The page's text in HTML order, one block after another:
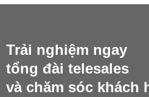
Trải nghiệm ngay
tổng đài telesales
và chăm sóc khách